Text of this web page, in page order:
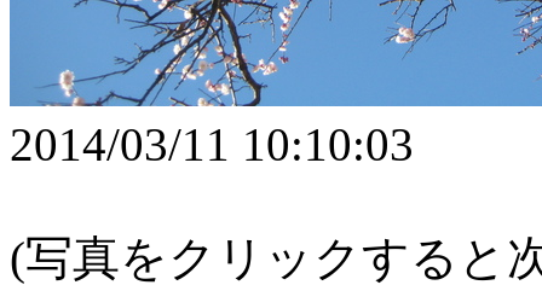
2014/03/11 10:10:03
(写真をクリックすると